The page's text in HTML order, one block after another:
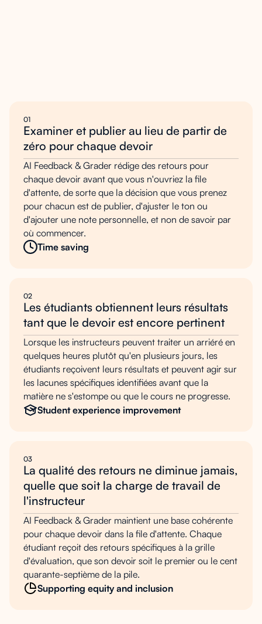
01
Examiner et publier au lieu de partir de
zéro pour chaque devoir
AI Feedback & Grader rédige des retours pour
chaque devoir avant que vous n'ouvriez la file
d'attente, de sorte que la décision que vous prenez
pour chacun est de publier, d'ajuster le ton ou
d'ajouter une note personnelle, et non de savoir par
où commencer.
Time saving
02
Les étudiants obtiennent leurs résultats
tant que le devoir est encore pertinent
Lorsque les instructeurs peuvent traiter un arriéré en
quelques heures plutôt qu'en plusieurs jours, les
étudiants reçoivent leurs résultats et peuvent agir sur
les lacunes spécifiques identifiées avant que la
matière ne s'estompe ou que le cours ne progresse.
Student experience improvement
03
La qualité des retours ne diminue jamais,
quelle que soit la charge de travail de
l'instructeur
AI Feedback & Grader maintient une base cohérente
pour chaque devoir dans la file d'attente. Chaque
étudiant reçoit des retours spécifiques à la grille
d'évaluation, que son devoir soit le premier ou le cent
quarante-septième de la pile.
Supporting equity and inclusion